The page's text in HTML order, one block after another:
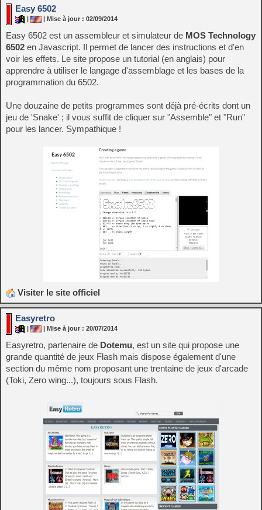
Easy 6502
| Mise à jour : 02/09/2014
Easy 6502 est un assembleur et simulateur de MOS Technology
6502 en Javascript. Il permet de lancer des instructions et d'en
voir les effets. Le site propose un tutorial (en anglais) pour
apprendre à utiliser le langage d'assemblage et les bases de la
programmation du 6502.
Une douzaine de petits programmes sont déjà pré-écrits dont un
jeu de 'Snake' ; il vous suffit de cliquer sur "Assemble" et "Run"
pour les lancer. Sympathique !
Visiter le site officiel
Easyretro
| Mise à jour : 20/07/2014
Easyretro, partenaire de Dotemu, est un site qui propose une
grande quantité de jeux Flash mais dispose également d'une
section du même nom proposant une trentaine de jeux d'arcade
(Toki, Zero wing...), toujours sous Flash.